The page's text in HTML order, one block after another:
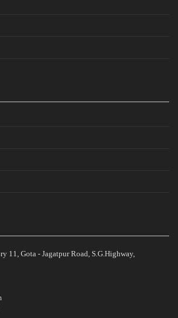
11, Gota - Jagatpur Road, S.G.Highway,